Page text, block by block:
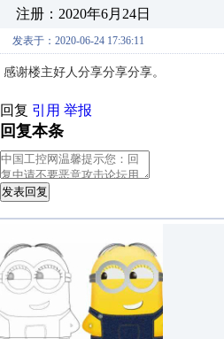
注册：2020年6月24日
发表于：2020-06-24 17:36:11
感谢楼主好人分享分享分享。
回复 引用 举报
回复本条
发表回复